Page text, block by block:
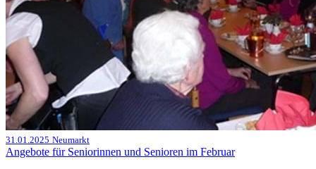
31.01.2025 Neumarkt
Angebote für Seniorinnen und Senioren im Februar